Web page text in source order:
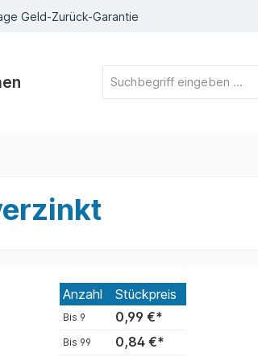
Geld-Zurück-Garantie
Anzahl Stückpreis
Bis 9 0,99 €*
Bis 99 0,84 €*